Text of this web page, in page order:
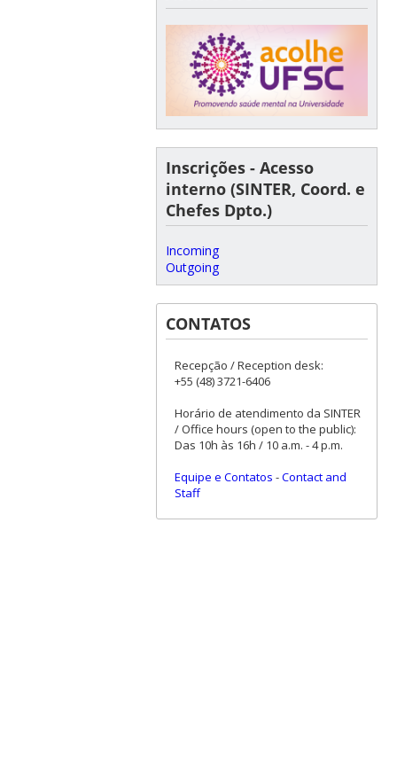
Inscrições - Acesso
interno (SINTER, Coord. e
Chefes Dpto.)
Incoming
Outgoing
CONTATOS
Recepção / Reception desk:
+55 (48) 3721-6406
Horário de atendimento da SINTER
/ Office hours (open to the public):
Das 10h às 16h / 10 a.m. - 4 p.m.
Equipe e Contatos -Contact and
Staff